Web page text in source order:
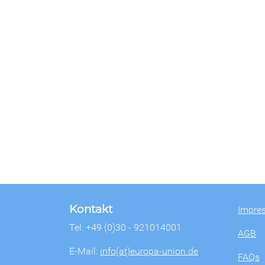
Kontakt
Tel: +49 (0)30 - 921014001
E-Mail: info(at)europa-union.de
AGB
FAQs